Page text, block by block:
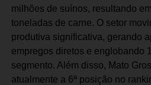
milhões de suínos, resultando
toneladas de carne. O setor
produtiva significativa, gerando
empregos diretos e englobando
segmento. Além disso, Mato
atualmente a 6ª posição no